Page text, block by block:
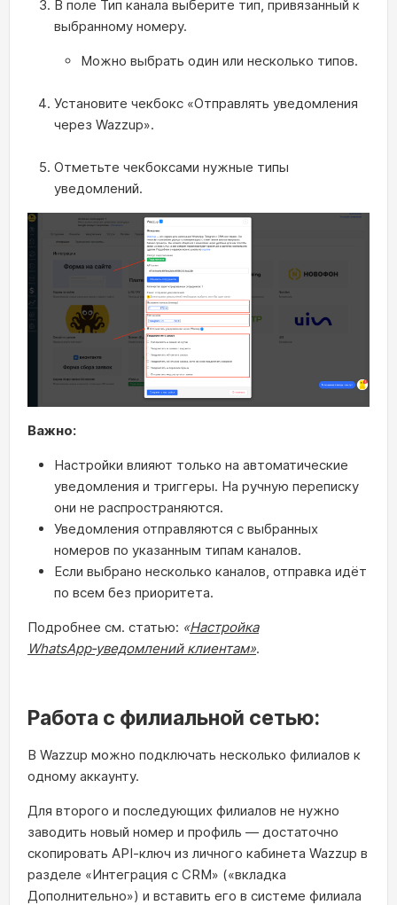
В поле Тип канала выберите тип, привязанный к
выбранному номеру.
Можно выбрать один или несколько типов.
Установите чекбокс «Отправлять уведомления
через Wazzup».
Отметьте чекбоксами нужные типы
уведомлений.
Важно:
Настройки влияют только на автоматические
уведомления и триггеры. На ручную переписку
они не распространяются.
Уведомления отправляются с выбранных
номеров по указанным типам каналов.
Если выбрано несколько каналов, отправка идёт
по всем без приоритета.
Подробнее см. статью: «Настройка
WhatsApp‑уведомлений клиентам».
Работа с филиальной сетью:
В Wazzup можно подключать несколько филиалов к
одному аккаунту.
Для второго и последующих филиалов не нужно
заводить новый номер и профиль — достаточно
скопировать API‑ключ из личного кабинета Wazzup в
разделе «Интеграция с CRM» («вкладка
Дополнительно») и вставить его в системе филиала